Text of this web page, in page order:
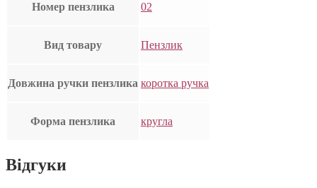
Номер пензлика 02
Вид товару Пензлик
Довжина ручки пензлика коротка ручка
Форма пензлика кругла
Відгуки